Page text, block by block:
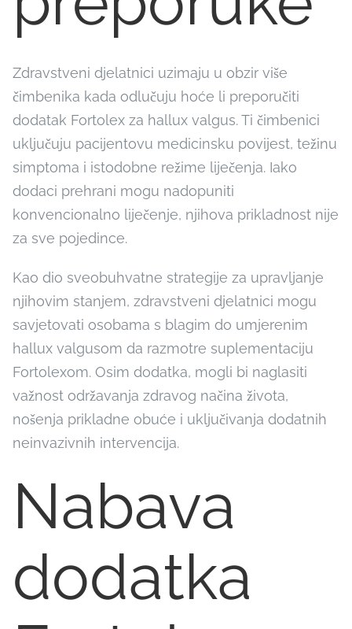
Zdravstveni djelatnici uzimaju u obzir više
čimbenika kada odlučuju hoće li preporučiti
dodatak Fortolex za hallux valgus. Ti čimbenici
uključuju pacijentovu medicinsku povijest, težinu
simptoma i istodobne režime liječenja. Iako
dodaci prehrani mogu nadopuniti
konvencionalno liječenje, njihova prikladnost nije
za sve pojedince.
Kao dio sveobuhvatne strategije za upravljanje
njihovim stanjem, zdravstveni djelatnici mogu
savjetovati osobama s blagim do umjerenim
hallux valgusom da razmotre suplementaciju
Fortolexom. Osim dodatka, mogli bi naglasiti
važnost održavanja zdravog načina života,
nošenja prikladne obuće i uključivanja dodatnih
neinvazivnih intervencija.
Nabava
dodatka